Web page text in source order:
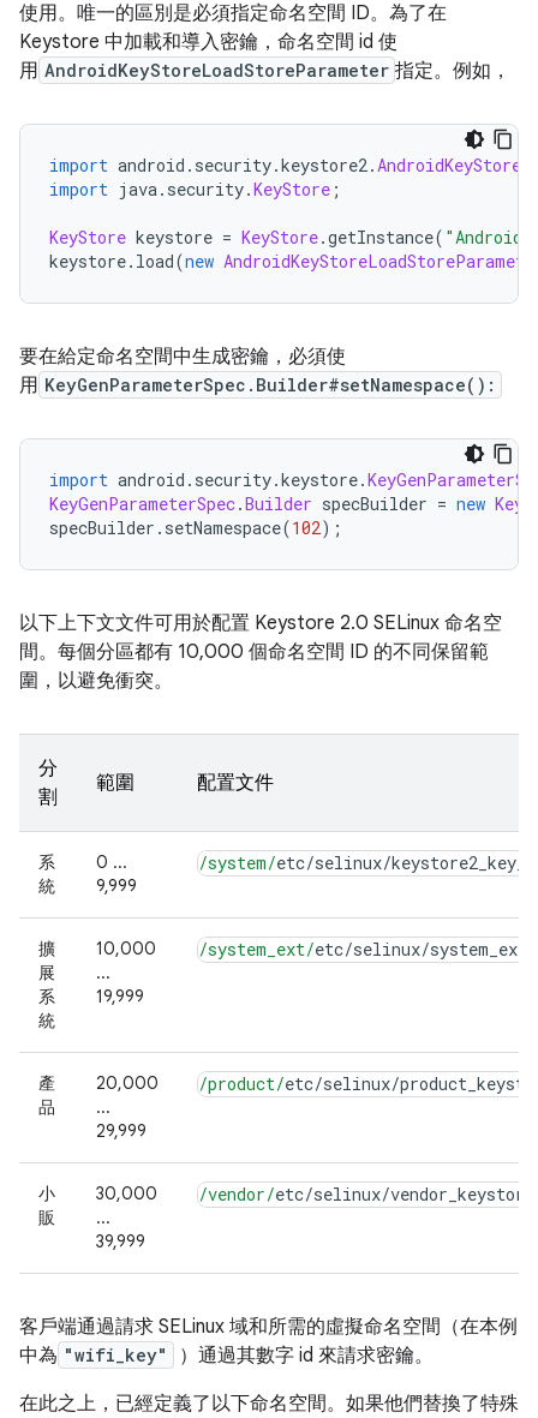
使用。唯一的區別是必須指定命名空間 ID。為了在
Keystore 中加載和導入密鑰，命名空間 id 使
用 AndroidKeyStoreLoadStoreParameter 指定。例如，
import android . security.keystore2.
import java. security.KeyStore ;
KeyStore keystore = KeyStore.getInstance(
keystore. load(new
要在給定命名空間中生成密鑰，必須使
用 KeyGenParameterSpec.Builder#setNamespace():
import android . security.keystore.
KeyGenParameterSpec.Builder specBuilder = new
specBuilder . setNamespace(102);
以下上下文文件可用於配置 Keystore 2.0 SELinux 命名空
間。每個分區都有 10,000 個命名空間 ID 的不同保留範
圍，以避免衝突。
分
割
範圍 配置文件
系
統
0 ...
9,999
/system/etc/selinux/
擴
展
系
統
10,000
...
19,999
/system_ext/etc/selinux/
產
品
20,000
...
29,999
/product/etc/selinux/
小
販
30,000
...
39,999
/vendor/etc/selinux/
客戶端通過請求 SELinux 域和所需的虛擬命名空間（在本例
中為 "wifi_key"
）通過其數字 id 來請求密鑰。
在此之上，已經定義了以下命名空間。如果他們替換了特殊